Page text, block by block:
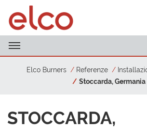
Elco Burners Referenze
Stoccarda, Germania
STOCCARDA,